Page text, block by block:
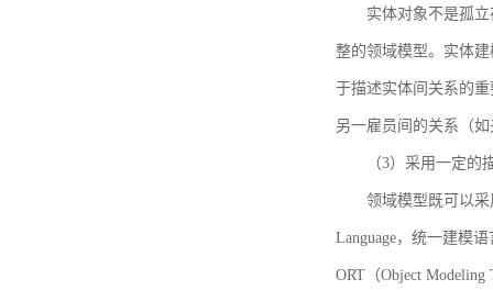
实体对象不是孤
整的领域模型。实体
于描述实体间关系的
另一雇员间的关系（
（3）采用一定
领域模型既可以
Language，统一建模
ORT（Object